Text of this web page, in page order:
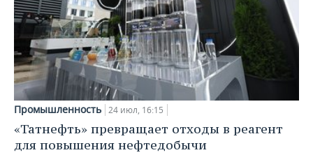
Промышленность 24 июл, 16:15
«Татнефть» превращает отходы в реагент
для повышения нефтедобычи